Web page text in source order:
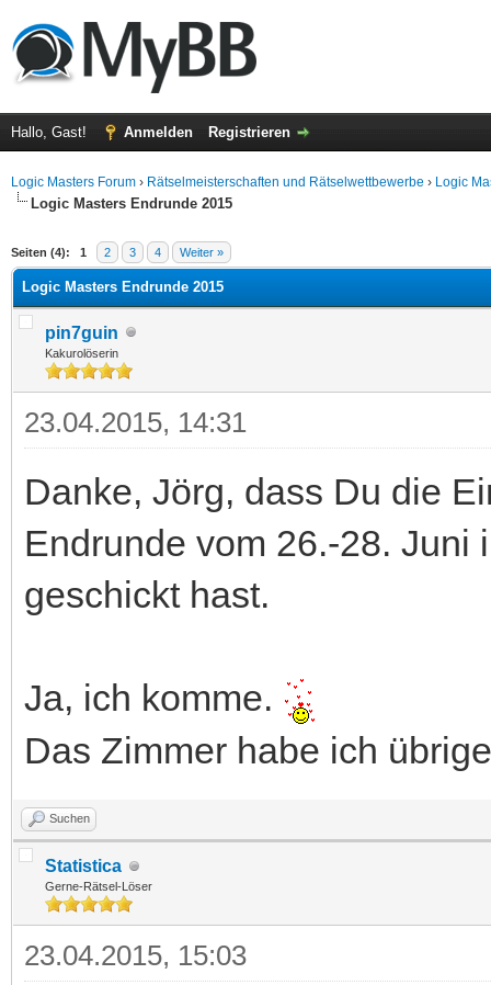
Hallo, Gast! Anmelden Registrieren
Logic Masters Forum › Rätselmeisterschaften und Rätselwettbewerbe › Logic
Logic Masters Endrunde 2015
Seiten (4): 1 2 3 4 Weiter »
Durchschnitt
Logic Masters Endrunde 2015
pin7guin
Kakurolöserin
23.04.2015, 14:31
Danke, Jörg, dass Du die
Endrunde vom 26.-28. Juni
geschickt hast.
Ja, ich komme.
Das Zimmer habe ich
Suchen
Statistica
Gerne-Rätsel-Löser
23.04.2015, 15:03